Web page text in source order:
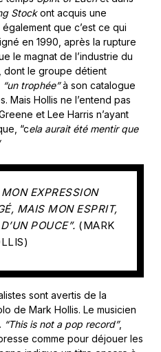
Stockont acquis une
que c’est ce qui
en 1990, après la rupture
le magnat de l’industrie du
dont le groupe détient
“un trophée”à son catalogue
Mais Hollis ne l’entend pas
et Lee Harris n’ayant
“cela aurait été mentir que
EXPRESSION
MAIS MON ESPRIT,
POUCE”. (MARK
sont avertis de la
de Mark Hollis. Le musicien
“This is not a pop record”,
comme pour déjouer les